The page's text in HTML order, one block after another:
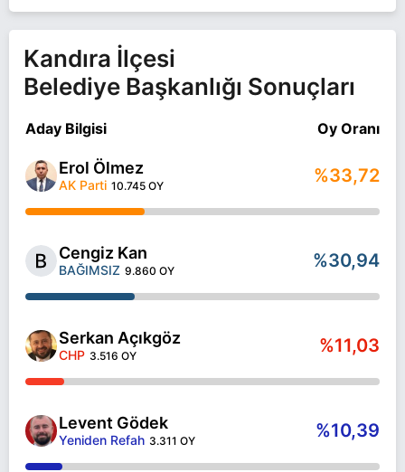
Kandıra İlçesi
Belediye Başkanlığı Sonuçları
Aday Bilgisi Oy Oranı
Erol Ölmez
AK Parti 10.745 OY %33,72
Cengiz Kan
BAĞIMSIZ 9.860 OY %30,94
Serkan Açıkgöz
CHP 3.516 OY %11,03
Levent Gödek
Yeniden Refah 3.311 OY %10,39